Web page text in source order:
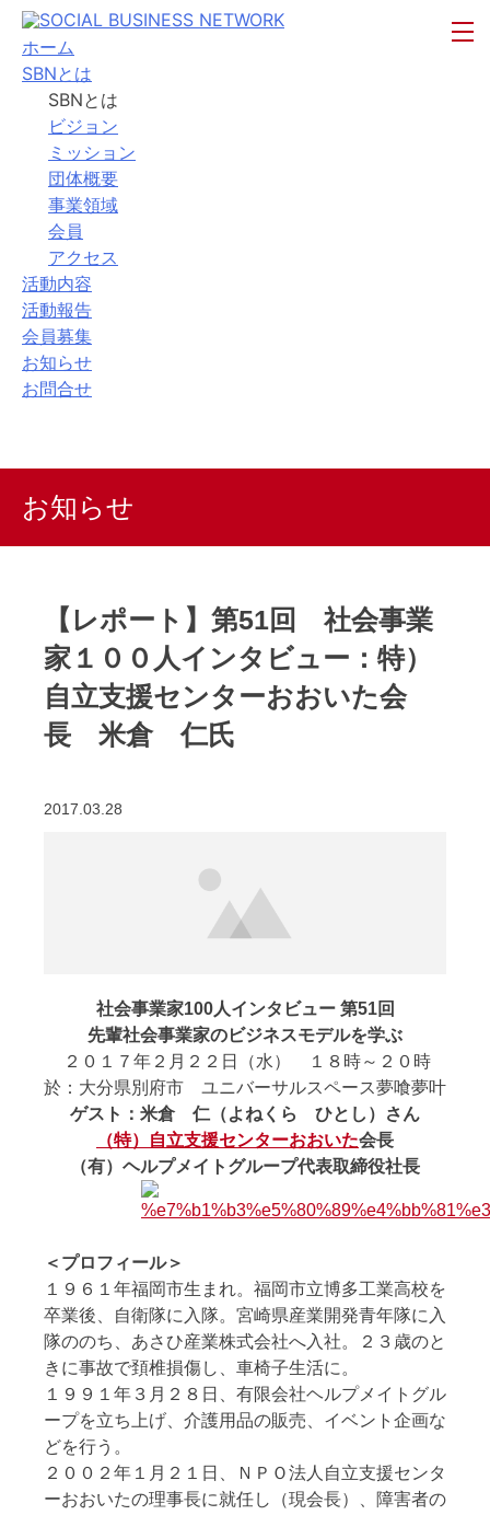
ホーム
SBNとは
SBNとは
ビジョン
ミッション
団体概要
事業領域
会員
アクセス
活動内容
活動報告
会員募集
お知らせ
お問合せ
お知らせ
【レポート】第51回 社会事業
家１００人インタビュー：特）
自立支援センターおおいた会
長 米倉 仁氏
2017.03.28
社会事業家100人インタビュー 第51回
先輩社会事業家のビジネスモデルを学ぶ
２０１７年２月２２日（水） １８時～２０時
於：大分県別府市 ユニバーサルスペース夢喰夢叶
ゲスト：米倉 仁（よねくら ひとし）さん
（特）自立支援センターおおいた会長
（有）ヘルプメイトグループ代表取締役社長
＜ プロフィール＞
１９６１年福岡市生まれ。福岡市立博多工業高校を
卒業後、自衛隊に入隊。宮崎県産業開発青年隊に入
隊ののち、あさひ産業株式会社へ入社。２３歳のと
きに事故で頚椎損傷し、車椅子生活に。
１９９１年３月２８日、有限会社ヘルプメイトグル
ープを立ち上げ、介護用品の販売、イベント企画な
どを行う。
２００２年１月２１日、ＮＰＯ法人自立支援センタ
ーおおいたの理事長に就任し（現会長）、障害者の